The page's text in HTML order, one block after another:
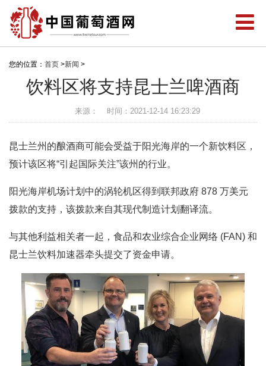
您的位置： 首页 >新闻 >
饮料区将支持昆士兰啤酒商
来源： 时间：2021-12-14 16:23:29
昆士兰州的酿酒商可能会受益于阳光海岸的一个新饮料区，
预计该区将“引起国际关注”该州的行业。
阳光海岸机场计划中的涡轮机区得到联邦政府 878 万美元
拨款的支持，该拨款来自其现代制造计划翻译流。
与其他利益相关者一起，食品和农业综合企业网络 (FAN) 和
昆士兰饮料加速器牵头提交了资金申请。